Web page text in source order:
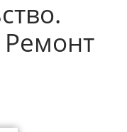
Ремонт